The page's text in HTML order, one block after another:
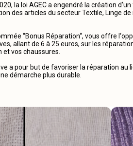
la loi AGEC a engendré la création
des articles du secteur Textile, Linge
“Bonus Réparation“, vous offre
allant de 6 à 25 euros, sur les
vos chaussures.
a pour but de favoriser la réparation au
démarche plus durable.